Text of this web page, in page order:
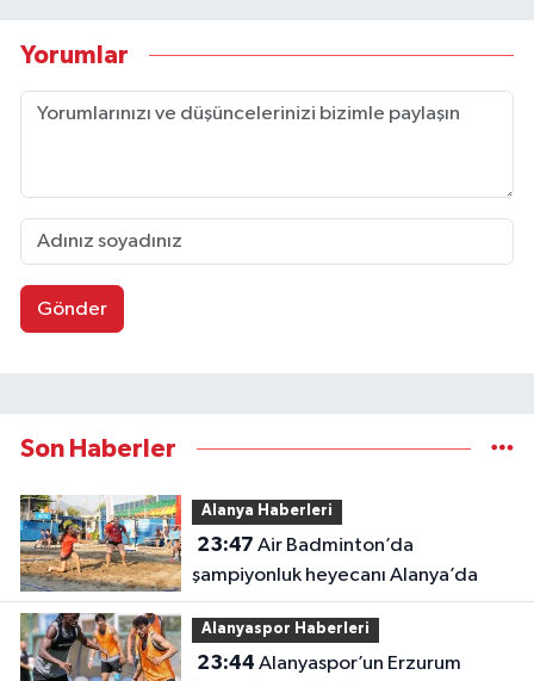
Yorumlar
Gönder
Son Haberler
Alanya Haberleri
23:47
şampiyonluk heyecanı Alanya’da
Alanyaspor Haberleri
23:44